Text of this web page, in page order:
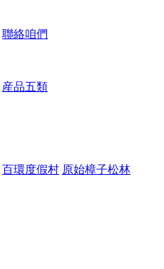
聯絡咱們
産品五類
百環度假村 原始樟子松林